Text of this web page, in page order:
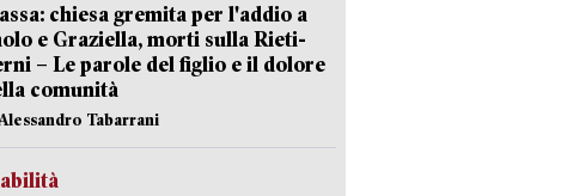
chiesa gremita per l'addio a
e Graziella, morti sulla Rieti-
– Le parole del figlio e il dolore
comunità
Tabarrani